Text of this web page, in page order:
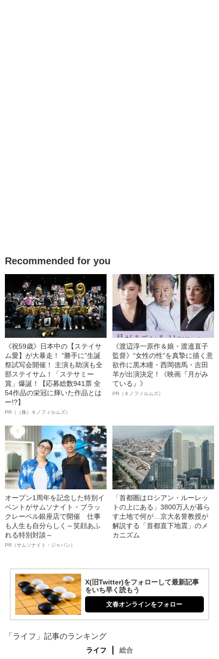
Recommended for you
《祝59歳》日本中の【ステイサ
ム愛】が大暴走！ “勝手に”生誕
祭試写会開催！ 主演も助演も全
部ステイサム！「ステサミー
賞」爆誕！【応募総数941票 全
54作品の栄冠に輝いた作品とは
ー!?】
PR（（株）キノフィルムズ）
《渡辺淳一原作＆娘・渡邉直子
監督》“女性の性”を真摯に描く意
欲作に黒木瞳・西岡德馬・吉田
羊が出演決定！《映画『月がみ
ている』》
PR（キノフィルムズ）
オープン1周年を記念した特別イ
ベントがサムソナイト・ブラッ
クレーベル銀座店で開催 仕事
も人生も自分らしく～笑顔あふ
れる特別対談～
PR（サムソナイト・ジャパン）
「首都圏はロシアン・ルーレッ
トの上にある」3800万人が暮ら
す土地で何が…京大名誉教授が
解説する「首都直下地震」のメ
カニズム
X(旧Twitter)をフォローして最新記事
をいち早く読もう
文春オンラインをフォロー
「ライフ」記事のランキング
ライフ 総合